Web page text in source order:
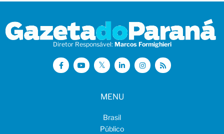
Diretor Responsável: Marcos Formighieri
MENU
Brasil
Público